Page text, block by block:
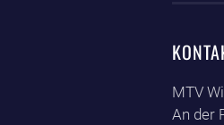
MTV
An der